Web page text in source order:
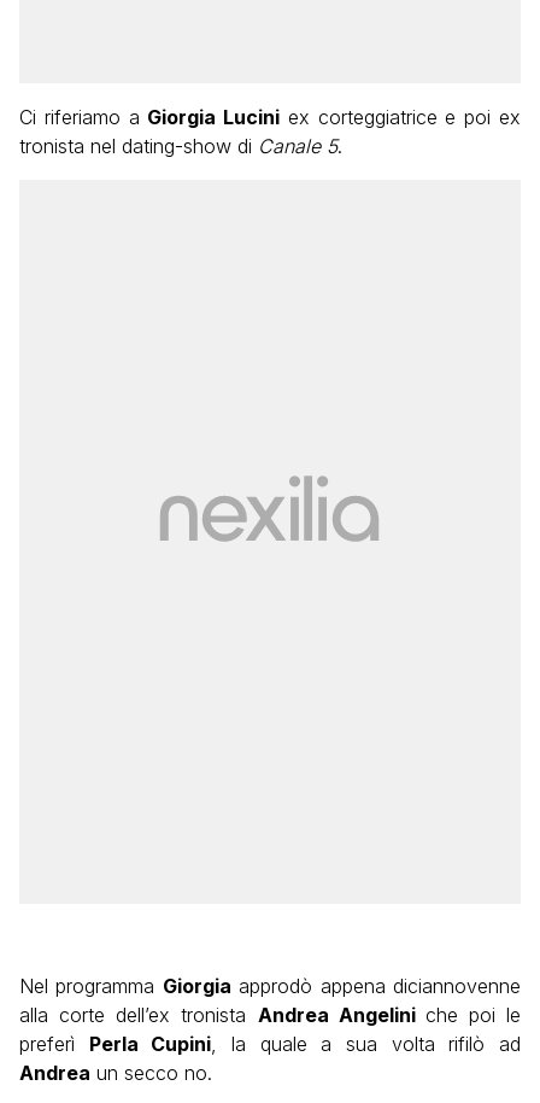
Ci riferiamo a Giorgia Lucini ex corteggiatrice e poi ex
tronista nel dating-show di Canale 5.
Nel programma Giorgia approdò appena diciannovenne
alla corte dell’ex tronista Andrea Angelini che poi le
preferì Perla Cupini, la quale a sua volta rifilò ad
Andrea un secco no.